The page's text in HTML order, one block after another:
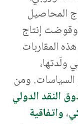
المحاصيل
وقوضت إنتاج
المقاربات
ولّدتها،
ومن
النقد الدولي
،واتفاقية